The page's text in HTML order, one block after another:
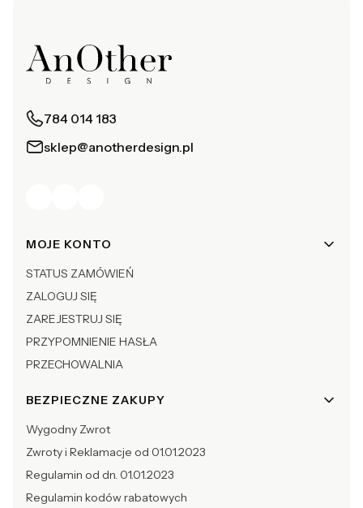
784 014 183
sklep@anotherdesign.pl
Linki w stopce
MOJE KONTO
STATUS ZAMÓWIEŃ
ZALOGUJ SIĘ
ZAREJESTRUJ SIĘ
PRZYPOMNIENIE HASŁA
PRZECHOWALNIA
BEZPIECZNE ZAKUPY
Wygodny Zwrot
Zwroty i Reklamacje od 01.01.2023
Regulamin od dn. 01.01.2023
Regulamin kodów rabatowych